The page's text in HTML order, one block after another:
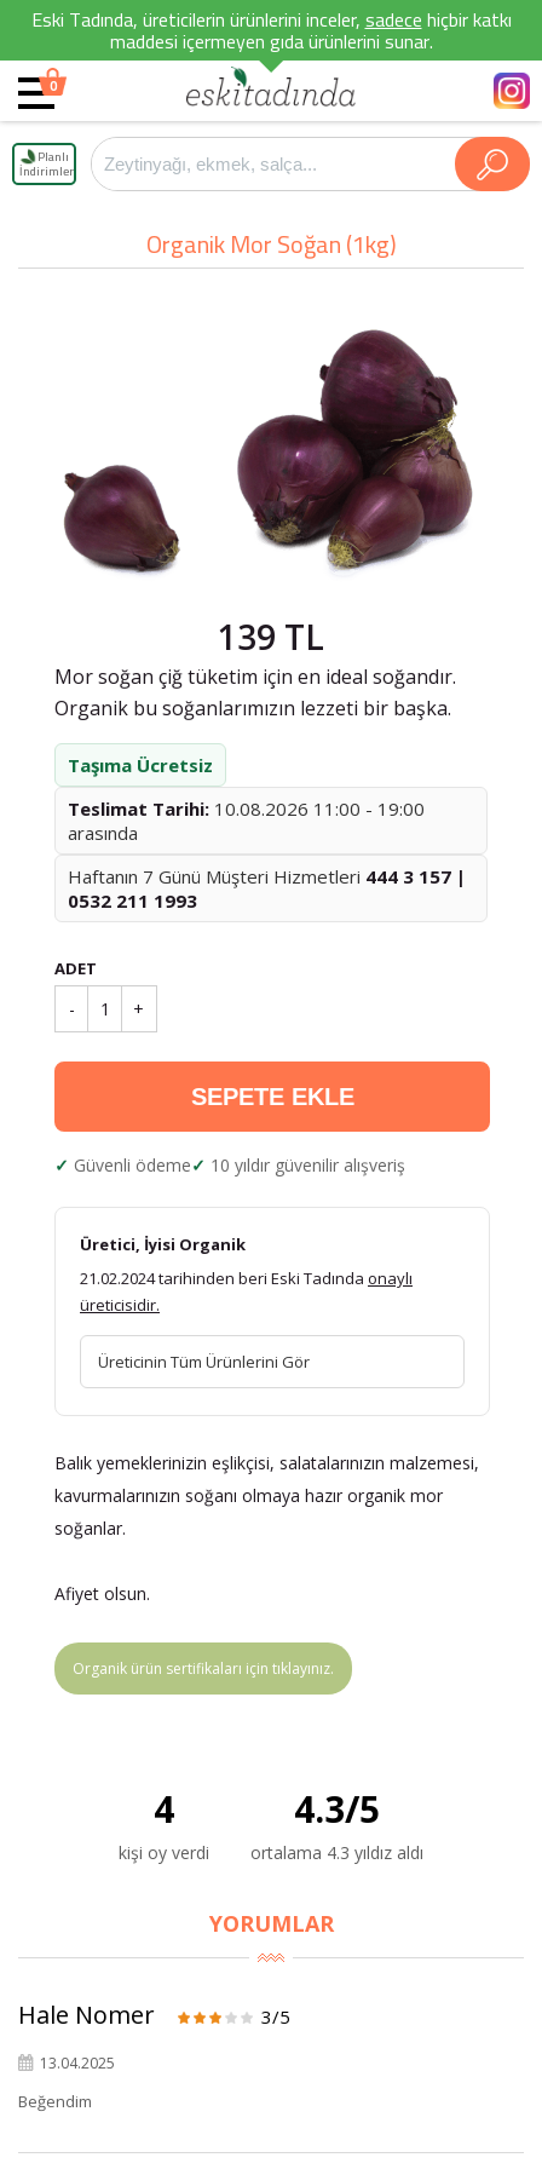
Eski Tadında, üreticilerin ürünlerini inceler,sadecehiçbir katkı
maddesi içermeyen gıda ürünlerini sunar.
0
Planlı
İndirimler
Organik Mor Soğan (1kg)
139 TL
Mor soğan çiğ tüketim için en ideal soğandır.
Organik bu soğanlarımızın lezzeti bir başka.
Taşıma Ücretsiz
Teslimat Tarihi: 10.08.2026 11:00 - 19:00
arasında
Haftanın 7 Günü Müşteri Hizmetleri 444 3 157 |
0532 211 1993
ADET
- 1 +
SEPETE EKLE
Güvenli ödeme 10 yıldır güvenilir alışveriş
Üretici, İyisi Organik
21.02.2024 tarihinden beri Eski Tadında onaylı
üreticisidir.
Üreticinin Tüm Ürünlerini Gör
Balık yemeklerinizin eşlikçisi, salatalarınızın malzemesi,
kavurmalarınızın soğanı olmaya hazır organik mor
soğanlar.
Afiyet olsun.
Organik ürün sertifikaları için tıklayınız.
4
kişi oy verdi
4.3/5
ortalama 4.3 yıldız aldı
YORUMLAR
Hale Nomer 3/5
13.04.2025
Beğendim